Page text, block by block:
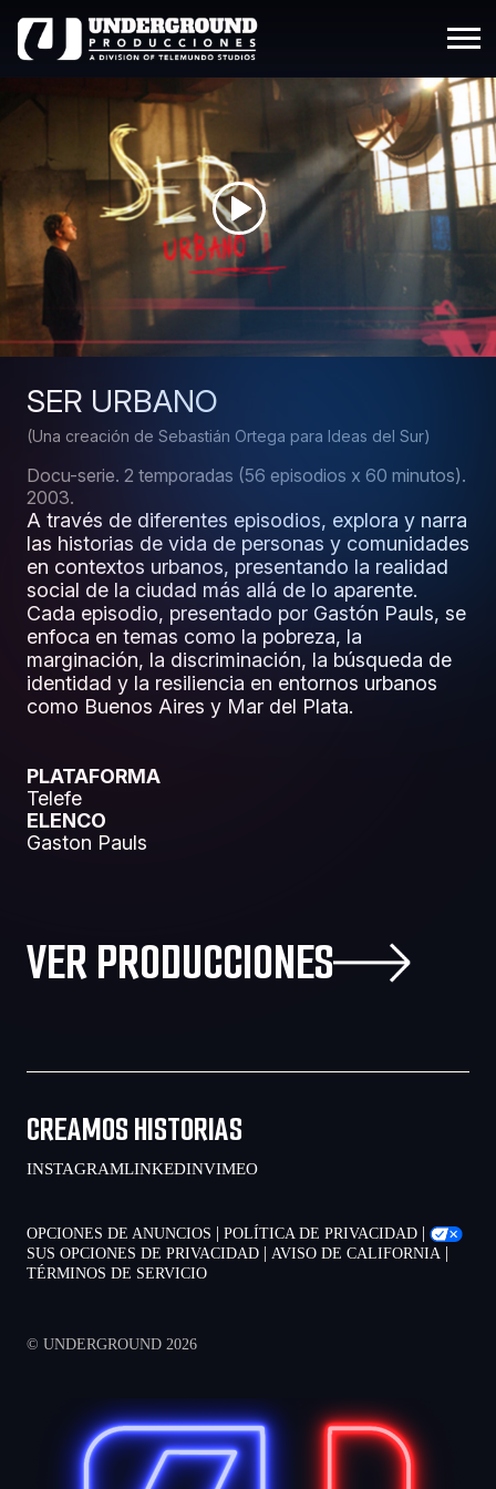
SER URBANO
(Una creación de Sebastián Ortega para Ideas del Sur)
Docu-serie. 2 temporadas (56 episodios x 60 minutos).
2003.
A través de diferentes episodios, explora y narra
las historias de vida de personas y comunidades
en contextos urbanos, presentando la realidad
social de la ciudad más allá de lo aparente.
Cada episodio, presentado por Gastón Pauls, se
enfoca en temas como la pobreza, la
marginación, la discriminación, la búsqueda de
identidad y la resiliencia en entornos urbanos
como Buenos Aires y Mar del Plata.
PLATAFORMA
Telefe
ELENCO
Gaston Pauls
VER PRODUCCIONES
CREAMOS HISTORIAS
INSTAGRAMLINKEDINVIMEO
OPCIONES DE ANUNCIOS | POLÍTICA DE PRIVACIDAD |
SUS OPCIONES DE PRIVACIDAD | AVISO DE CALIFORNIA |
TÉRMINOS DE SERVICIO
© UNDERGROUND 2026